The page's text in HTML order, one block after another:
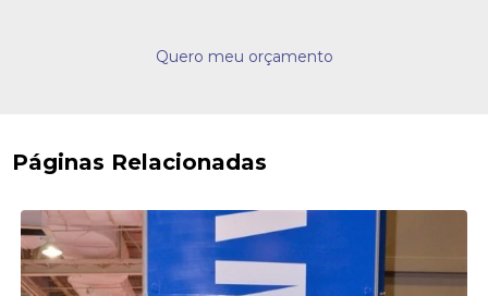
Quero meu orçamento
Páginas Relacionadas